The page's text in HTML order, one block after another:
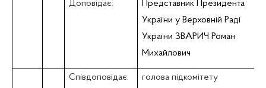
Доповідає:
Представник Президента
України у Верховній Раді
України ЗВАРИЧ Роман
Михайлович
Співдоповідає:
голова підкомітету